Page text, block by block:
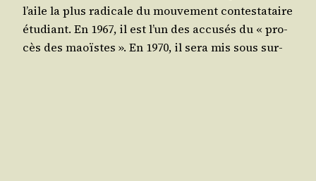
l’aile la plus radi­cale du mou­ve­ment contes­ta­taire
étu­diant. En 1967, il est l’un des accu­sés du « pro­
cès des maoïstes ». En 1970, il sera mis sous sur­